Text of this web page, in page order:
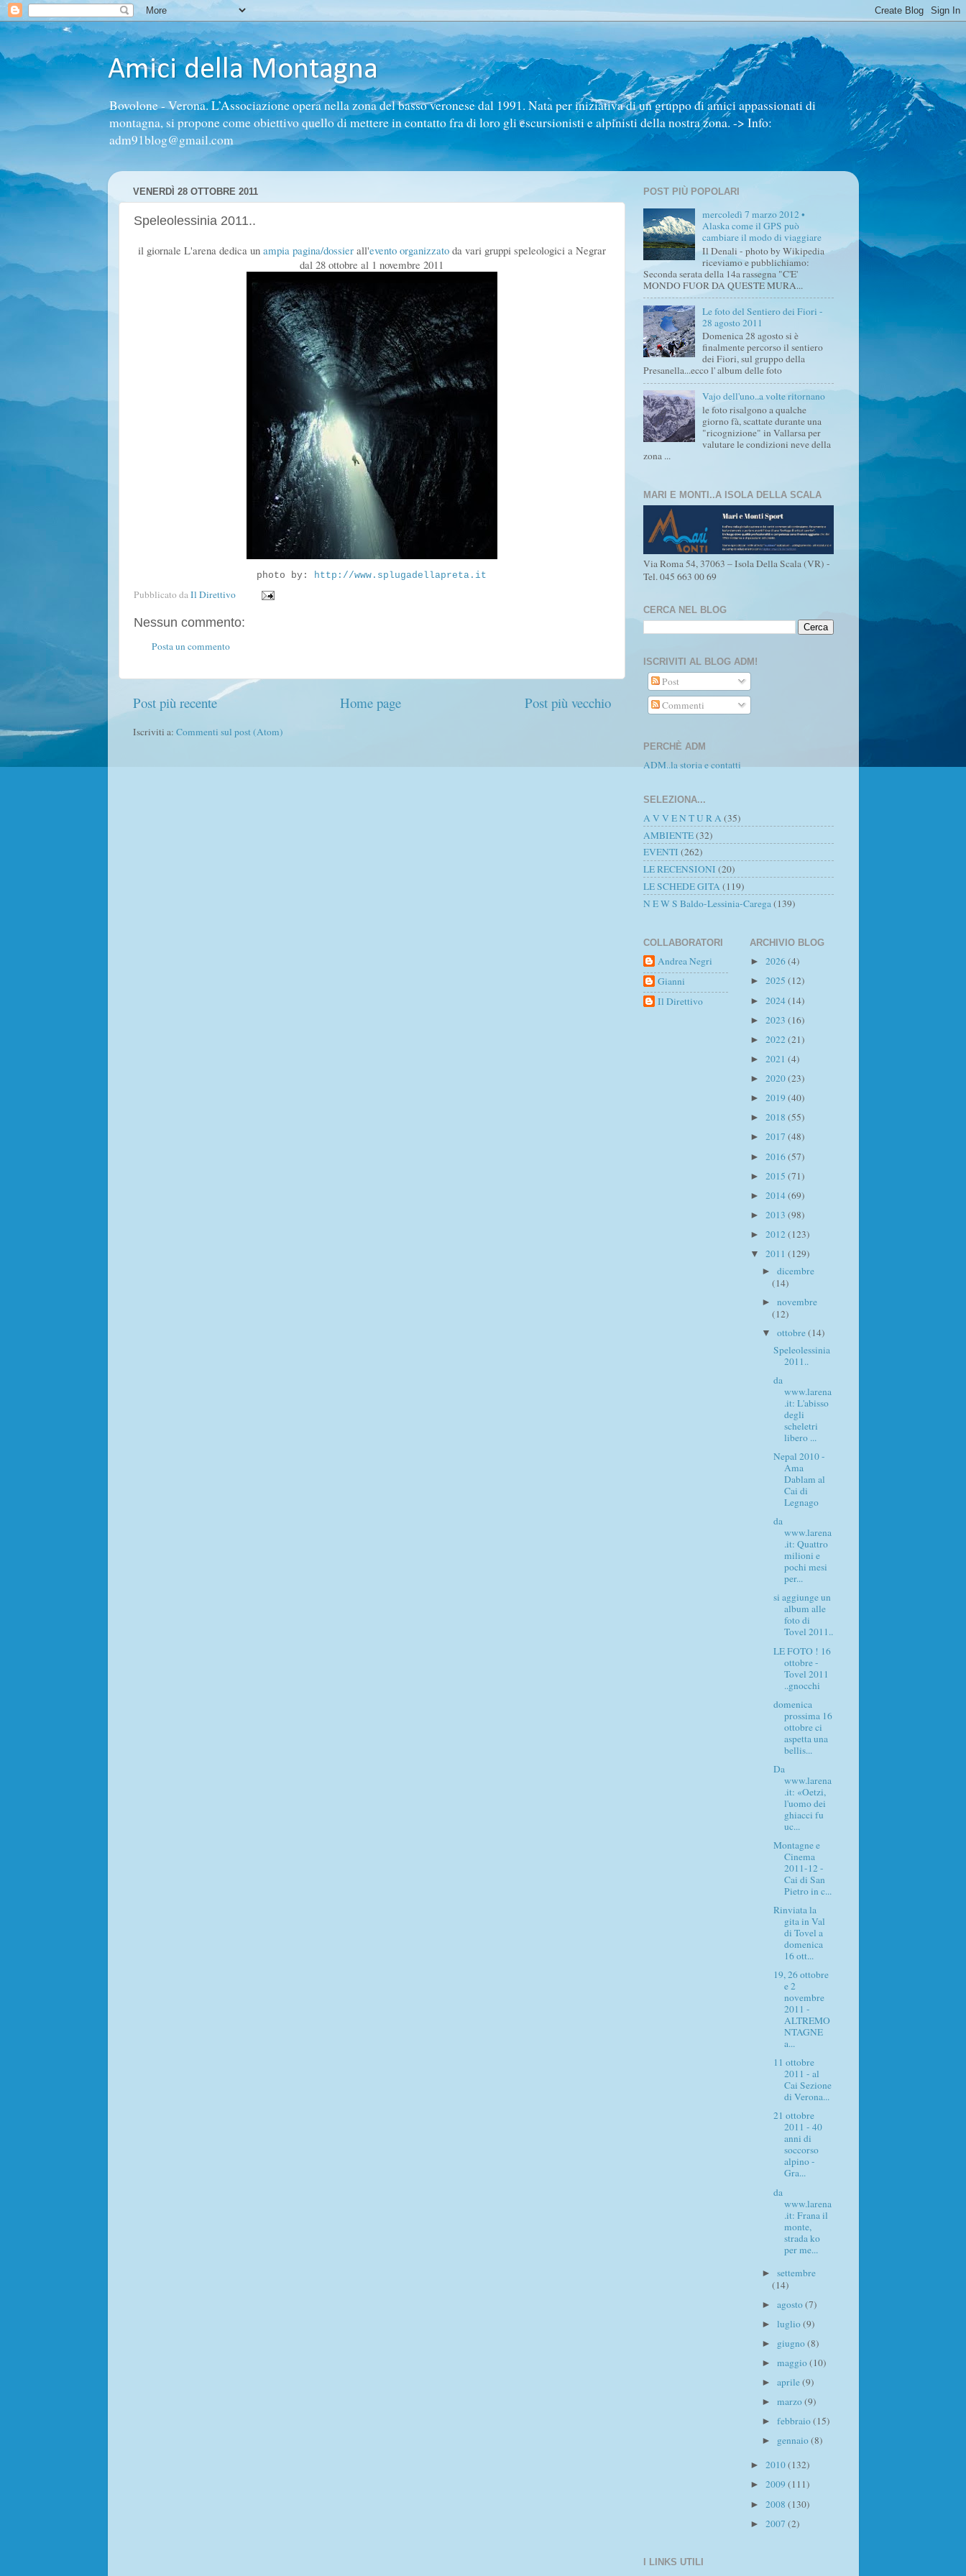
Amici della Montagna
Bovolone - Verona. L’Associazione opera nella zona del basso veronese dal 1991. Nata per iniziativa di un gruppo di amici appassionati di
montagna, si propone come obiettivo quello di mettere in contatto fra di loro gli escursionisti e alpinisti della nostra zona. -> Info:
adm91blog@gmail.com
VENERDÌ 28 OTTOBRE 2011
Speleolessinia 2011..
il giornale L'arena dedica un ampia pagina/dossierall'evento organizzato da vari gruppi speleologici a Negrar
dal 28 ottobre al 1 novembre 2011
photo by: http://www.splugadellapreta.it
Pubblicato daIl Direttivo
Nessun commento:
Posta un commento
Post più recente Post più vecchio
Home page
Iscriviti a: Commenti sul post (Atom)
POST PIÙ POPOLARI
mercoledì 7 marzo 2012 •
Alaska come il GPS può
cambiare il modo di viaggiare
Il Denali - photo by Wikipedia
riceviamo e pubblichiamo:
Seconda serata della 14a rassegna "C'E'
MONDO FUOR DA QUESTE MURA...
Le foto del Sentiero dei Fiori -
28 agosto 2011
Domenica 28 agosto si è
finalmente percorso il sentiero
dei Fiori, sul gruppo della
Presanella...ecco l' album delle foto
Vajo dell'uno..a volte ritornano
le foto risalgono a qualche
giorno fà, scattate durante una
"ricognizione" in Vallarsa per
valutare le condizioni neve della
zona ...
MARI E MONTI..A ISOLA DELLA SCALA
Via Roma 54, 37063 – Isola Della Scala (VR) -
Tel. 045 663 00 69
CERCA NEL BLOG
ISCRIVITI AL BLOG ADM!
Post
Commenti
PERCHÈ ADM
ADM..la storia e contatti
SELEZIONA...
A V V E N T U R A (35)
AMBIENTE(32)
EVENTI (262)
LE RECENSIONI (20)
LE SCHEDE GITA (119)
N E W S Baldo-Lessinia-Carega (139)
COLLABORATORI
Andrea Negri
Gianni
Il Direttivo
ARCHIVIO BLOG
► 2026(4)
► 2025 (12)
► 2024(14)
► 2023 (16)
► 2022 (21)
► 2021 (4)
► 2020(23)
► 2019 (40)
► 2018 (55)
► 2017 (48)
► 2016(57)
► 2015 (71)
► 2014(69)
► 2013 (98)
► 2012 (123)
▼ 2011 (129)
► dicembre
(14)
► novembre
(12)
▼ ottobre(14)
Speleolessinia
2011..
da
www.larena
.it: L'abisso
degli
scheletri
libero ...
Nepal 2010 -
Ama
Dablam al
Cai di
Legnago
da
www.larena
.it: Quattro
milioni e
pochi mesi
per...
si aggiunge un
album alle
foto di
Tovel 2011..
LE FOTO ! 16
ottobre -
Tovel 2011
..gnocchi
domenica
prossima 16
ottobre ci
aspetta una
bellis...
Da
www.larena
.it: «Oetzi,
l'uomo dei
ghiacci fu
uc...
Montagne e
Cinema
2011-12 -
Cai di San
Pietro in c...
Rinviata la
gita in Val
di Tovel a
domenica
16 ott...
19, 26 ottobre
e 2
novembre
2011 -
ALTREMO
NTAGNE
a...
11 ottobre
2011 - al
Cai Sezione
di Verona...
21 ottobre
2011 - 40
anni di
soccorso
alpino -
Gra...
da
www.larena
.it: Frana il
monte,
strada ko
per me...
► settembre
(14)
► agosto(7)
► luglio(9)
► giugno(8)
► maggio(10)
► aprile(9)
► marzo(9)
► febbraio(15)
► gennaio(8)
► 2010(132)
► 2009 (111)
► 2008 (130)
► 2007 (2)
I LINKS UTILI